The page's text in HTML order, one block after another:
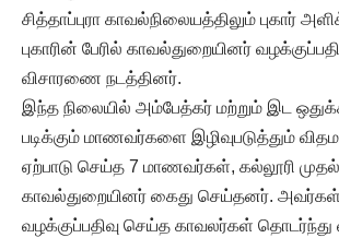
சித்தாப்புரா காவல்நிலையத்திலும் புகார்
புகாரின் பேரில் காவல்துறையினர்
விசாரணை நடத்தினர்.
இந்த நிலையில் அம்பேத்கர் மற்றும் இட
படிக்கும் மாணவர்களை இழிவுபடுத்தும்
ஏற்பாடு செய்த 7 மாணவர்கள், கல்லூரி
காவல்துறையினர் கைது செய்தனர். அவர்கள்
வழக்குப்பதிவு செய்த காவலர்கள்